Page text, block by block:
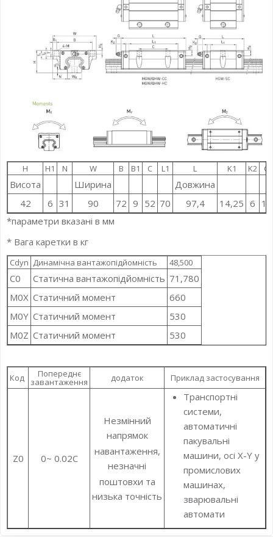
H H1 N W B B1 C L1 L K1 K2 G
Висота Ширина
Довжина
42
6 31 90 72 9 52 70 97,4 14,25 6 12
*параметри вказані в мм
* Вага каретки в кг
Cdyn Динамічна вантажопідйомність 48,500
C0 Статична вантажопідйомність 71,780
M0X Статичний момент
660
M0Y Статичний момент
530
M0Z Статичний момент 530
Код Попереднє
завантаження додаток Приклад застосування
Z0 0~ 0.02C
Незмінний
напрямок
навантаження,
незначні
поштовхи та
низька точність
Транспортні
системи,
автоматичні
пакувальні
машини, осі X-Y у
промислових
машинах,
зварювальні
автомати